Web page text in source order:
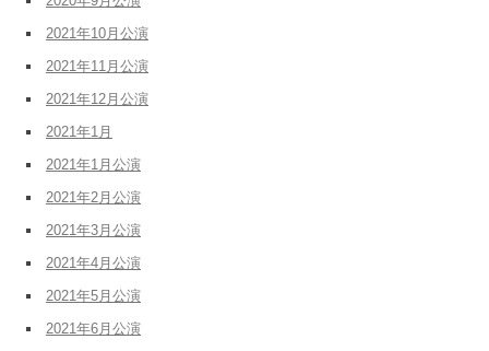
2021年10月公演
2021年11月公演
2021年12月公演
2021年1月
2021年1月公演
2021年2月公演
2021年3月公演
2021年4月公演
2021年5月公演
2021年6月公演